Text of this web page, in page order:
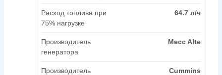
Расход топлива при
75% нагрузке
64.7 л/ч
Производитель
генератора
Mecc Alte
Производитель
Cummins